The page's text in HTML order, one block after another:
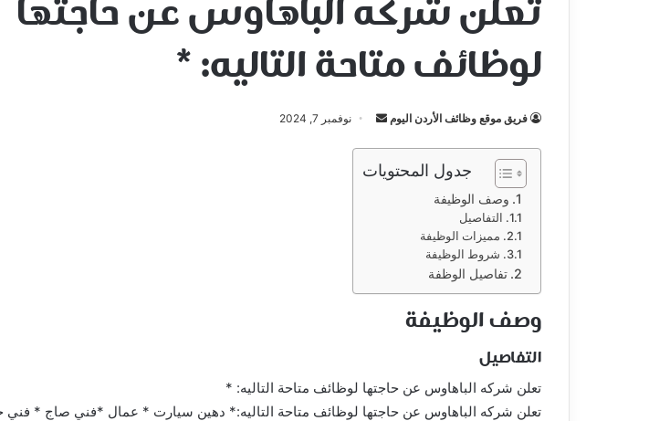
تعلن شركه الباهاوس عن حاجتها
لوظائف متاحة التاليه: *
فريق موقع وظائف الأردن اليوم
أرسل نوفمبر 7, 2024
جدول المحتويات
وصف الوظيفة
التفاصيل
مميزات الوظيفة
شروط الوظيفة
تفاصيل الوظفة
وصف الوظيفة
التفاصيل
تعلن شركه الباهاوس عن حاجتها لوظائف متاحة التاليه: *